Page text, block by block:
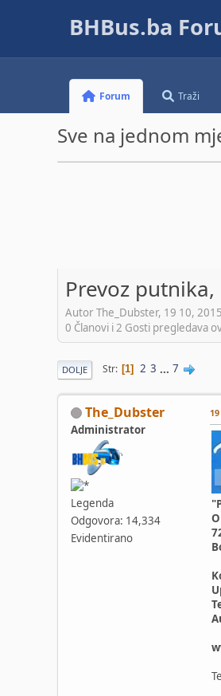
BHBus.ba
Forum Traži
Sve na jednom
Prevoz
Autor The_Dubster, 19 10,
0 Članovi i 2 Gosti pregledava
DOLJE Str 1 2 3 ... 7
The_Dubster
Administrator
Legenda
Odgovora: 14,334
Evidentirano